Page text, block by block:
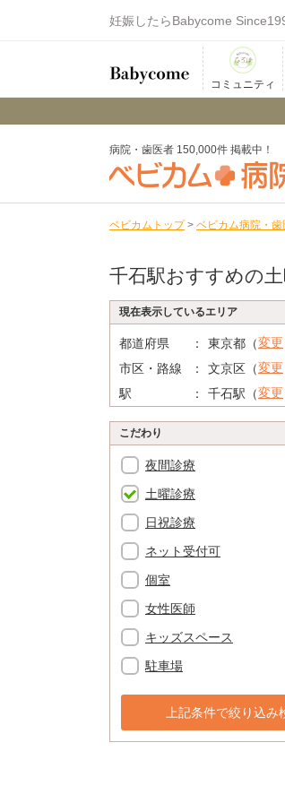
妊娠したらBabycome
コミュニティ
病院・歯医者 150,000件 掲載中！
ベビカムトップ > ベビカム病院・歯
千石駅おすすめの
現在表示しているエリア
都道府県 東京都（変更
市区・路線
文京区（変更
駅
千石駅（変更
こだわり
夜間診療
土曜診療
日祝診療
ネット受付可
個室
女性医師
キッズスペース
駐車場
上記条件で絞り込み